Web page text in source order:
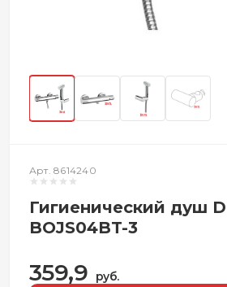
Арт. 8614240
Гигиенический душ
BOJS04BT-3
359,9 руб.